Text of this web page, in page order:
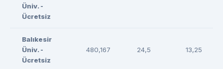
Üniv. -
Ücretsiz
Balıkesir
Üniv. -
Ücretsiz
480,167 24,5 13,25